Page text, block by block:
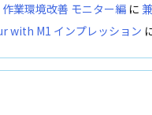
業環境改善 モニター編 に
with M1 インプレッション